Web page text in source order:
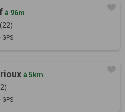
à 96m
GPS
à 5km
GPS